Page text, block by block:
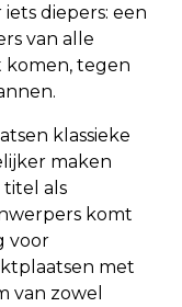
diepers: een
van alle
komen, tegen
klassieke
maken
titel als
komt
voor
met
van zowel